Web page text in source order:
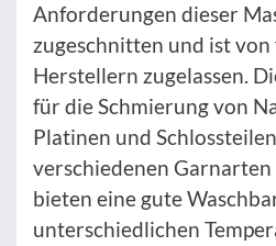
Anforderungen dieser
zugeschnitten und ist
Herstellern zugelassen.
für die Schmierung von
Platinen und
verschiedenen Garnarten
bieten eine gute
unterschiedlichen